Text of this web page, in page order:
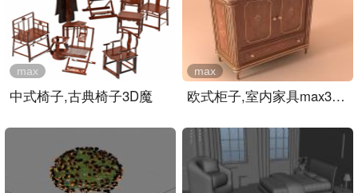
中式椅子,古典椅子3D魔
max
欧式柜子,室内家具max3d模..
max